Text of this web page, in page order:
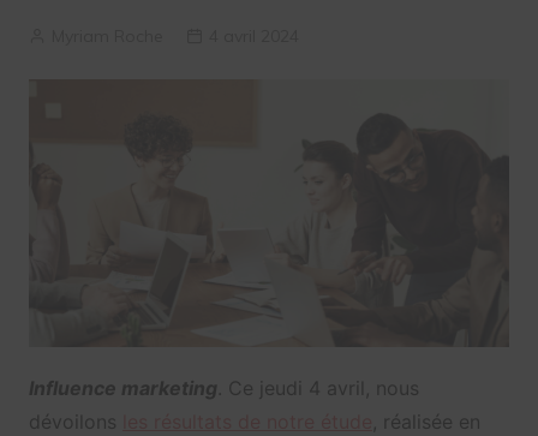
Influence marketing . Ce jeudi 4 avril, nous
dévoilons
, réalisée en